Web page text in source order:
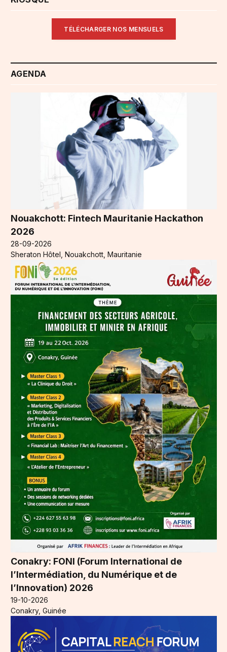
TÉLÉCHARGER NOS MENSUELS
AGENDA
Nouakchott: Fintech Mauritanie Hackathon
2026
28-09-2026
Sheraton Hôtel, Nouakchott, Mauritanie
Conakry: FONI (Forum International de
l’Intermédiation, du Numérique et de
l’Innovation) 2026
19-10-2026
Conakry, Guinée